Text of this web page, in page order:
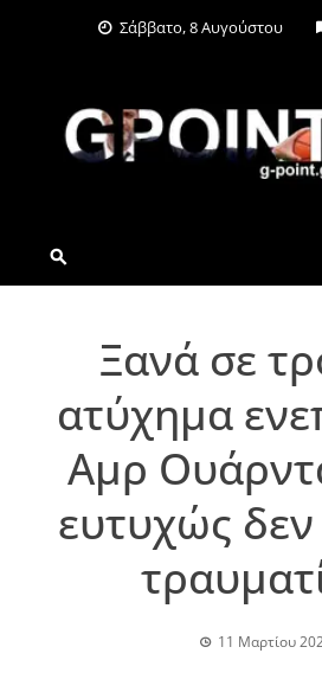
Σάββατο, 8 Αυγούστου
G-
Ξανά σε
ατύχημα
Αμρ
ευτυχώς
11 Μαρτίου